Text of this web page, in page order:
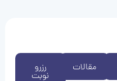
رزرو
نوبت
مقالات